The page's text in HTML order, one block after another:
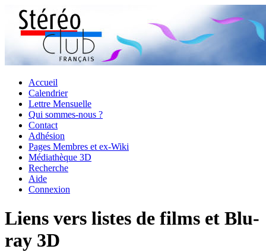
Accueil
Calendrier
Lettre Mensuelle
Qui sommes-nous ?
Contact
Adhésion
Pages Membres et ex-Wiki
Médiathèque 3D
Recherche
Aide
Connexion
Liens vers listes de films et Blu-
ray 3D